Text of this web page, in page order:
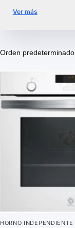
Ver más
HORNO INDEPENDIENTE